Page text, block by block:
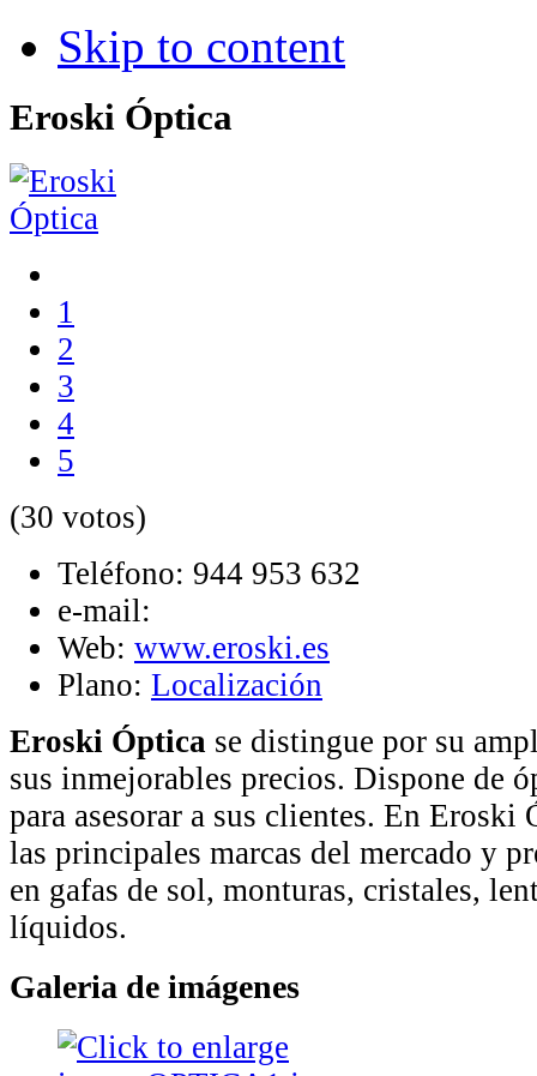
Skip to content
Eroski Óptica
1
2
3
4
5
(30 votos)
Teléfono: 944 953 632
e-mail:
Web: www.eroski.es
Plano: Localización
Eroski Óptica se distingue por su
sus inmejorables precios. Dispone de
para asesorar a sus clientes. En Eroski
las principales marcas del mercado y
en gafas de sol, monturas, cristales,
líquidos.
Galeria de imágenes